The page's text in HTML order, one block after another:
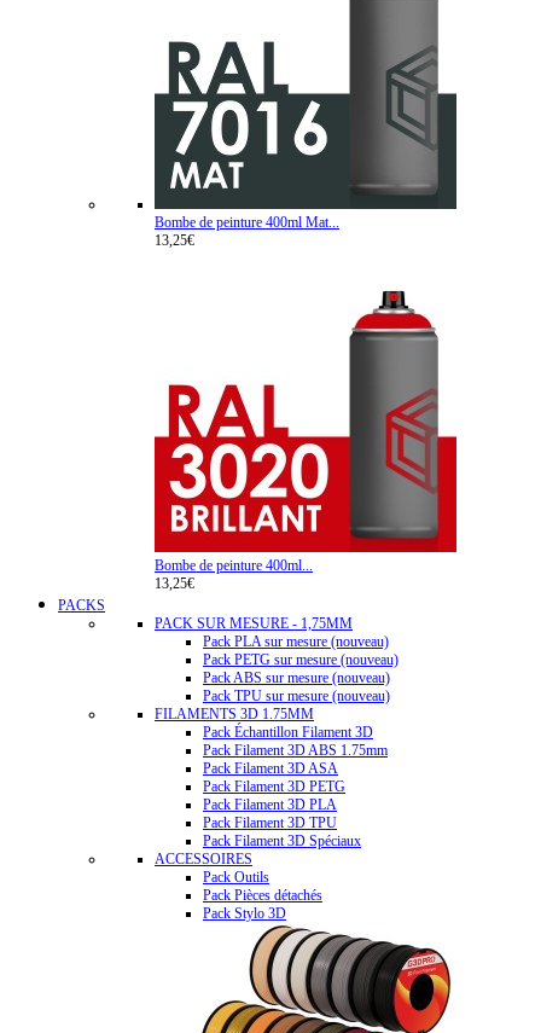
Bombe de peinture 400ml Mat...
13,25€
Bombe de peinture 400ml...
13,25€
PACKS
PACK SUR MESURE - 1,75MM
Pack PLA sur mesure (nouveau)
Pack PETG sur mesure (nouveau)
Pack ABS sur mesure (nouveau)
Pack TPU sur mesure (nouveau)
FILAMENTS 3D 1.75MM
Pack Échantillon Filament 3D
Pack Filament 3D ABS 1.75mm
Pack Filament 3D ASA
Pack Filament 3D PETG
Pack Filament 3D PLA
Pack Filament 3D TPU
Pack Filament 3D Spéciaux
ACCESSOIRES
Pack Outils
Pack Pièces détachés
Pack Stylo 3D